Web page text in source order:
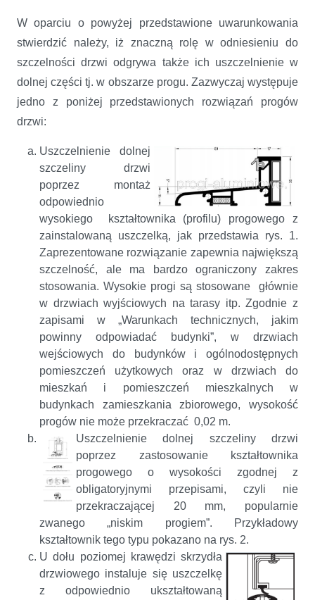
W oparciu o powyżej przedstawione uwarunkowania
stwierdzić należy, iż znaczną rolę w odniesieniu do
szczelności drzwi odgrywa także ich uszczelnienie w
dolnej części tj. w obszarze progu. Zazwyczaj występuje
jedno z poniżej przedstawionych rozwiązań progów
drzwi:
Uszczelnienie dolnej
szczeliny drzwi
poprzez montaż
odpowiednio
wysokiego kształtownika (profilu) progowego z
zainstalowaną uszczelką, jak przedstawia rys. 1.
Zaprezentowane rozwiązanie zapewnia największą
szczelność, ale ma bardzo ograniczony zakres
stosowania. Wysokie progi są stosowane głównie
w drzwiach wyjściowych na tarasy itp. Zgodnie z
zapisami w „Warunkach technicznych, jakim
powinny odpowiadać budynki”, w drzwiach
wejściowych do budynków i ogólnodostępnych
pomieszczeń użytkowych oraz w drzwiach do
mieszkań i pomieszczeń mieszkalnych w
budynkach zamieszkania zbiorowego, wysokość
progów nie może przekraczać 0,02 m.
Uszczelnienie dolnej szczeliny drzwi
poprzez zastosowanie kształtownika
progowego o wysokości zgodnej z
obligatoryjnymi przepisami, czyli nie
przekraczającej 20 mm, popularnie
zwanego „niskim progiem”. Przykładowy
kształtownik tego typu pokazano na rys. 2.
U dołu poziomej krawędzi skrzydła
drzwiowego instaluje się uszczelkę
z odpowiednio ukształtowaną